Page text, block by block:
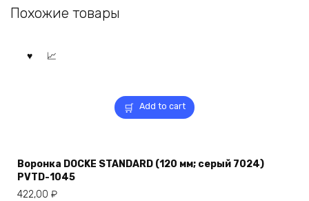
Похожие товары
Add to cart
Воронка DOCKE STANDARD (120 мм; серый 7024)
PVTD-1045
422,00 ₽